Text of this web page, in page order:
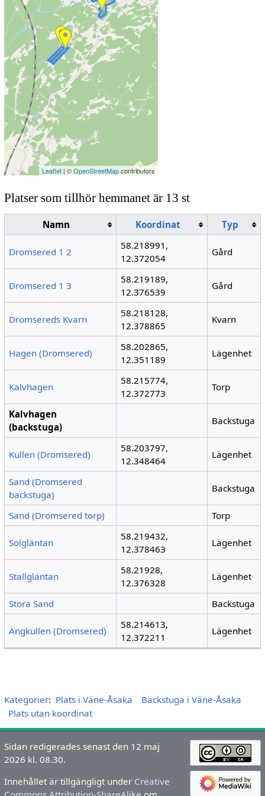
Leaflet | ©OpenStreetMapcontributors
Platser som tillhör hemmanet är 13 st
Namn Koordinat Typ
Dromsered 1 2
58.218991,
12.372054
Gård
Dromsered 1 3
58.219189,
12.376539
Gård
Dromsereds Kvarn
58.218128,
12.378865
Kvarn
Hagen (Dromsered)
58.202865,
12.351189
Lägenhet
Kalvhagen
58.215774,
12.372773
Torp
Kalvhagen
(backstuga)
Backstuga
Kullen (Dromsered)
58.203797,
12.348464
Lägenhet
Sand (Dromsered
backstuga)
Backstuga
Sand (Dromsered torp) Torp
Solgläntan
58.219432,
12.378463
Lägenhet
Stallgläntan
58.21928,
12.376328
Lägenhet
Stora Sand Backstuga
Ängkullen (Dromsered)
58.214613,
12.372211
Lägenhet
Kategorier: Plats i Väne-Åsaka
Backstuga i Väne-Åsaka
Plats utan koordinat
Sidan redigerades senast den 12 maj
2026 kl. 08.30.
Innehållet är tillgängligt under Creative